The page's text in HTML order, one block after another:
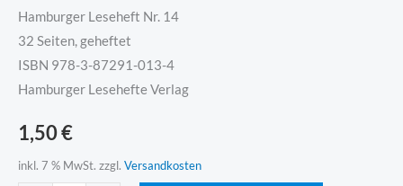
Hamburger Leseheft Nr. 14
32 Seiten, geheftet
ISBN 978-3-87291-013-4
Hamburger Lesehefte Verlag
1,50€
inkl. 7 % MwSt. zzgl. Versandkosten